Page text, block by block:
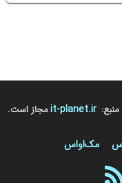
it-planet.irمجاز است.
مک‌او‌اس